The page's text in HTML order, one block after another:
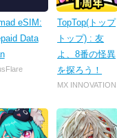
eSIM:
Data
TopTop(トップ
トップ) : 友
よ、8番の怪異
を探ろう！
MX INNOVATION